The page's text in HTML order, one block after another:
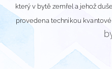
který v bytě zemřel a jehož
provedena technikou